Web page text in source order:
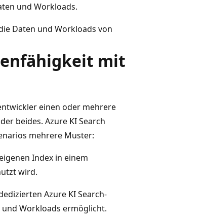
und Workloads.
Daten und Workloads von
mit
einen oder mehrere
beides. Azure KI Search
mehrere Muster:
Index in einem
wird.
Azure KI Search-
Workloads ermöglicht.